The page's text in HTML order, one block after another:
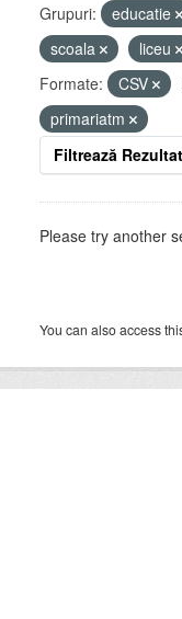
Grupuri: educatie
scoala
liceu
Formate:
CSV
primariatm
Filtrează
Please try another
You can also access